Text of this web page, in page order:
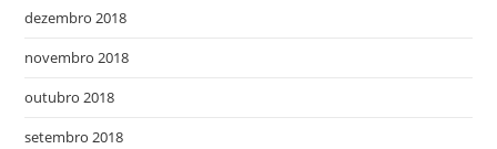
dezembro 2018
novembro 2018
outubro 2018
setembro 2018